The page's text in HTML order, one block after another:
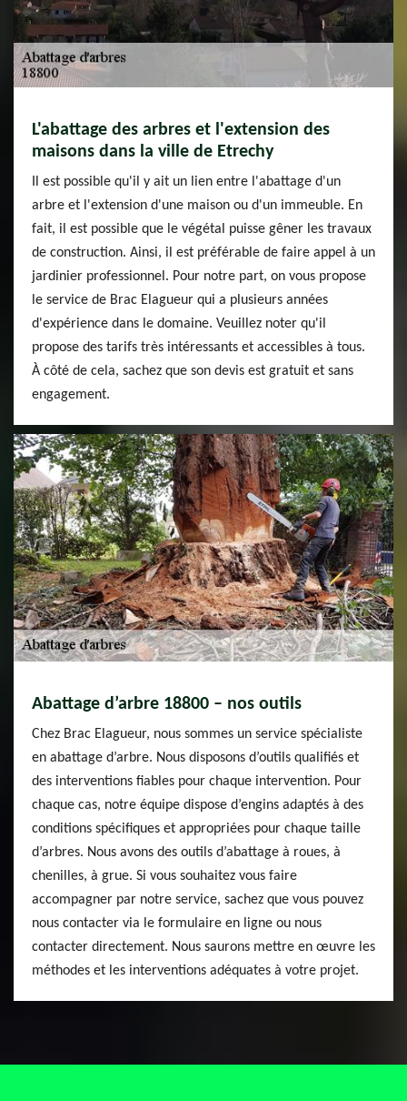
L'abattage des arbres et l'extension des
maisons dans la ville de Etrechy
Il est possible qu'il y ait un lien entre l'abattage d'un
arbre et l'extension d'une maison ou d'un immeuble. En
fait, il est possible que le végétal puisse gêner les travaux
de construction. Ainsi, il est préférable de faire appel à un
jardinier professionnel. Pour notre part, on vous propose
le service de Brac Elagueur qui a plusieurs années
d'expérience dans le domaine. Veuillez noter qu'il
propose des tarifs très intéressants et accessibles à tous.
À côté de cela, sachez que son devis est gratuit et sans
engagement.
Abattage d’arbre 18800 – nos outils
Chez Brac Elagueur, nous sommes un service spécialiste
en abattage d’arbre. Nous disposons d’outils qualifiés et
des interventions fiables pour chaque intervention. Pour
chaque cas, notre équipe dispose d’engins adaptés à des
conditions spécifiques et appropriées pour chaque taille
d’arbres. Nous avons des outils d’abattage à roues, à
chenilles, à grue. Si vous souhaitez vous faire
accompagner par notre service, sachez que vous pouvez
nous contacter via le formulaire en ligne ou nous
contacter directement. Nous saurons mettre en œuvre les
méthodes et les interventions adéquates à votre projet.